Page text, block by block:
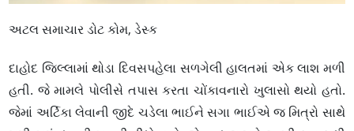
અટલ સમાચાર ડોટ કોમ, ડેસ્ક
દાહોદ જિલ્લામાં થોડા દિવસપહેલા સળગેલી હાલતમાં એક લાશ મળી
હતી. જે મામલે પોલીસે તપાસ કરતા ચોંકાવનારો ખુલાસો થયો હતો.
જેમાં અર્ટિકા લેવાની જીદે ચડેલા ભાઈને સગા ભાઈએ જ મિત્રો સાથે